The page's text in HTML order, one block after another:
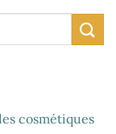
cosmétiques